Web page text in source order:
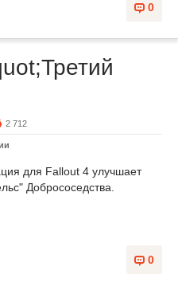
0
2 712
для Fallout 4 улучшает
Добрососедства.
0